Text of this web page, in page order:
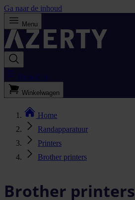
Ga naar de inhoud
Menu
Bestellijst
Winkelwagen
Home
Randapparatuur
Printers
Brother printers
Brother printers